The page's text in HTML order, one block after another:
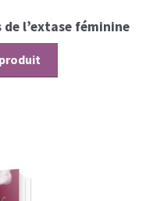
l’extase féminine